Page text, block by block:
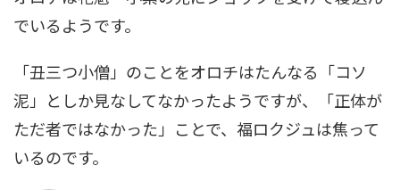
でいるようです。
「丑三つ小僧」のことをオロチはたんなる「コソ
泥」としか見なしてなかったようですが、「正体が
ただ者ではなかった」ことで、福ロクジュは焦って
いるのです。